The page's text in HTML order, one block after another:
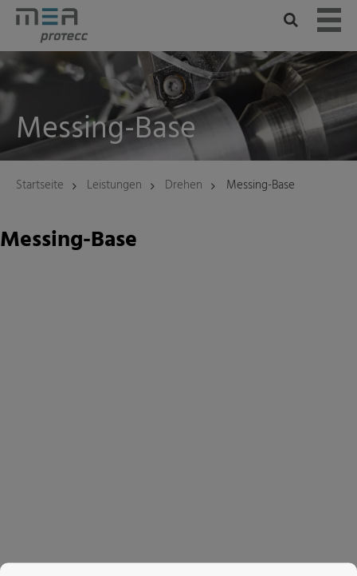
Skip
to
content
Messing-Base
Startseite Leistungen Drehen Messing-Base
Messing-Base